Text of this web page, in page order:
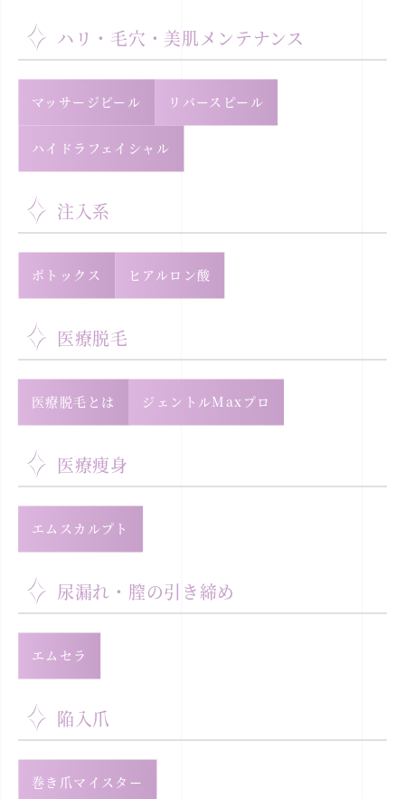
ハリ・毛穴・美肌メンテナンス
マッサージピール リバースピール
ハイドラフェイシャル
注入系
ボトックス ヒアルロン酸
医療脱毛
医療脱毛とは ジェントルMaxプロ
医療痩身
エムスカルプト
尿漏れ・膣の引き締め
エムセラ
陥入爪
巻き爪マイスター